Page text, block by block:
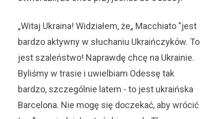
„Witaj Ukraina! Widziałem, że„ Macchiato ”jest
bardzo aktywny w słuchaniu Ukraińczyków. To
jest szaleństwo! Naprawdę chcę na Ukrainie.
Byliśmy w trasie i uwielbiam Odessę tak
bardzo, szczególnie latem - to jest ukraińska
Barcelona. Nie mogę się doczekać, aby wrócić